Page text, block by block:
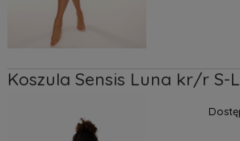
Koszula Sensis Luna kr/r S-L